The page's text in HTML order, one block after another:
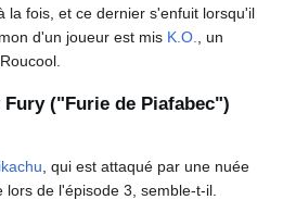
la fois, et ce dernier s'enfuit lorsqu'il
d'un joueur est mis K.O., un
Fury ("Furie de Piafabec")
, qui est attaqué par une nuée
lors de l'épisode 3, semble-t-il.